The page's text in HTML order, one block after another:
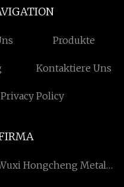
Produkte
Kontaktiere Uns
Privacy Policy
Hongcheng Metall